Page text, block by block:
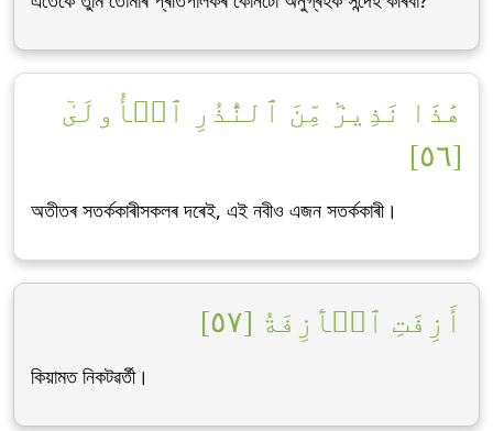
هَٰذَا نَذِيرٞ مِّنَ ٱلنُّذُرِ ٱلۡأُولَىٰٓ
[٥٦]
অতীতৰ সতৰ্ককাৰীসকলৰ দৰেই, এই নবীও এজন সতৰ্ককাৰী।
أَزِفَتِ ٱلۡأٓزِفَةُ [٥٧]
কিয়ামত নিকটৱৰ্তী।